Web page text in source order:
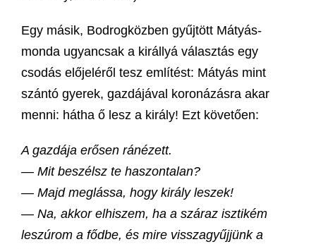
Egy másik, Bodrogközben gyűjtött Mátyás-
monda ugyancsak a királlyá választás egy
csodás előjeléről tesz említést: Mátyás mint
szántó gyerek, gazdájával koronázásra akar
menni: hátha ő lesz a király! Ezt követően:
A gazdája erősen ránézett.
— Mit beszélsz te haszontalan?
— Majd meglássa, hogy király leszek!
— Na, akkor elhiszem, ha a száraz isztikém
leszúrom a fődbe, és mire visszagyűjjünk a